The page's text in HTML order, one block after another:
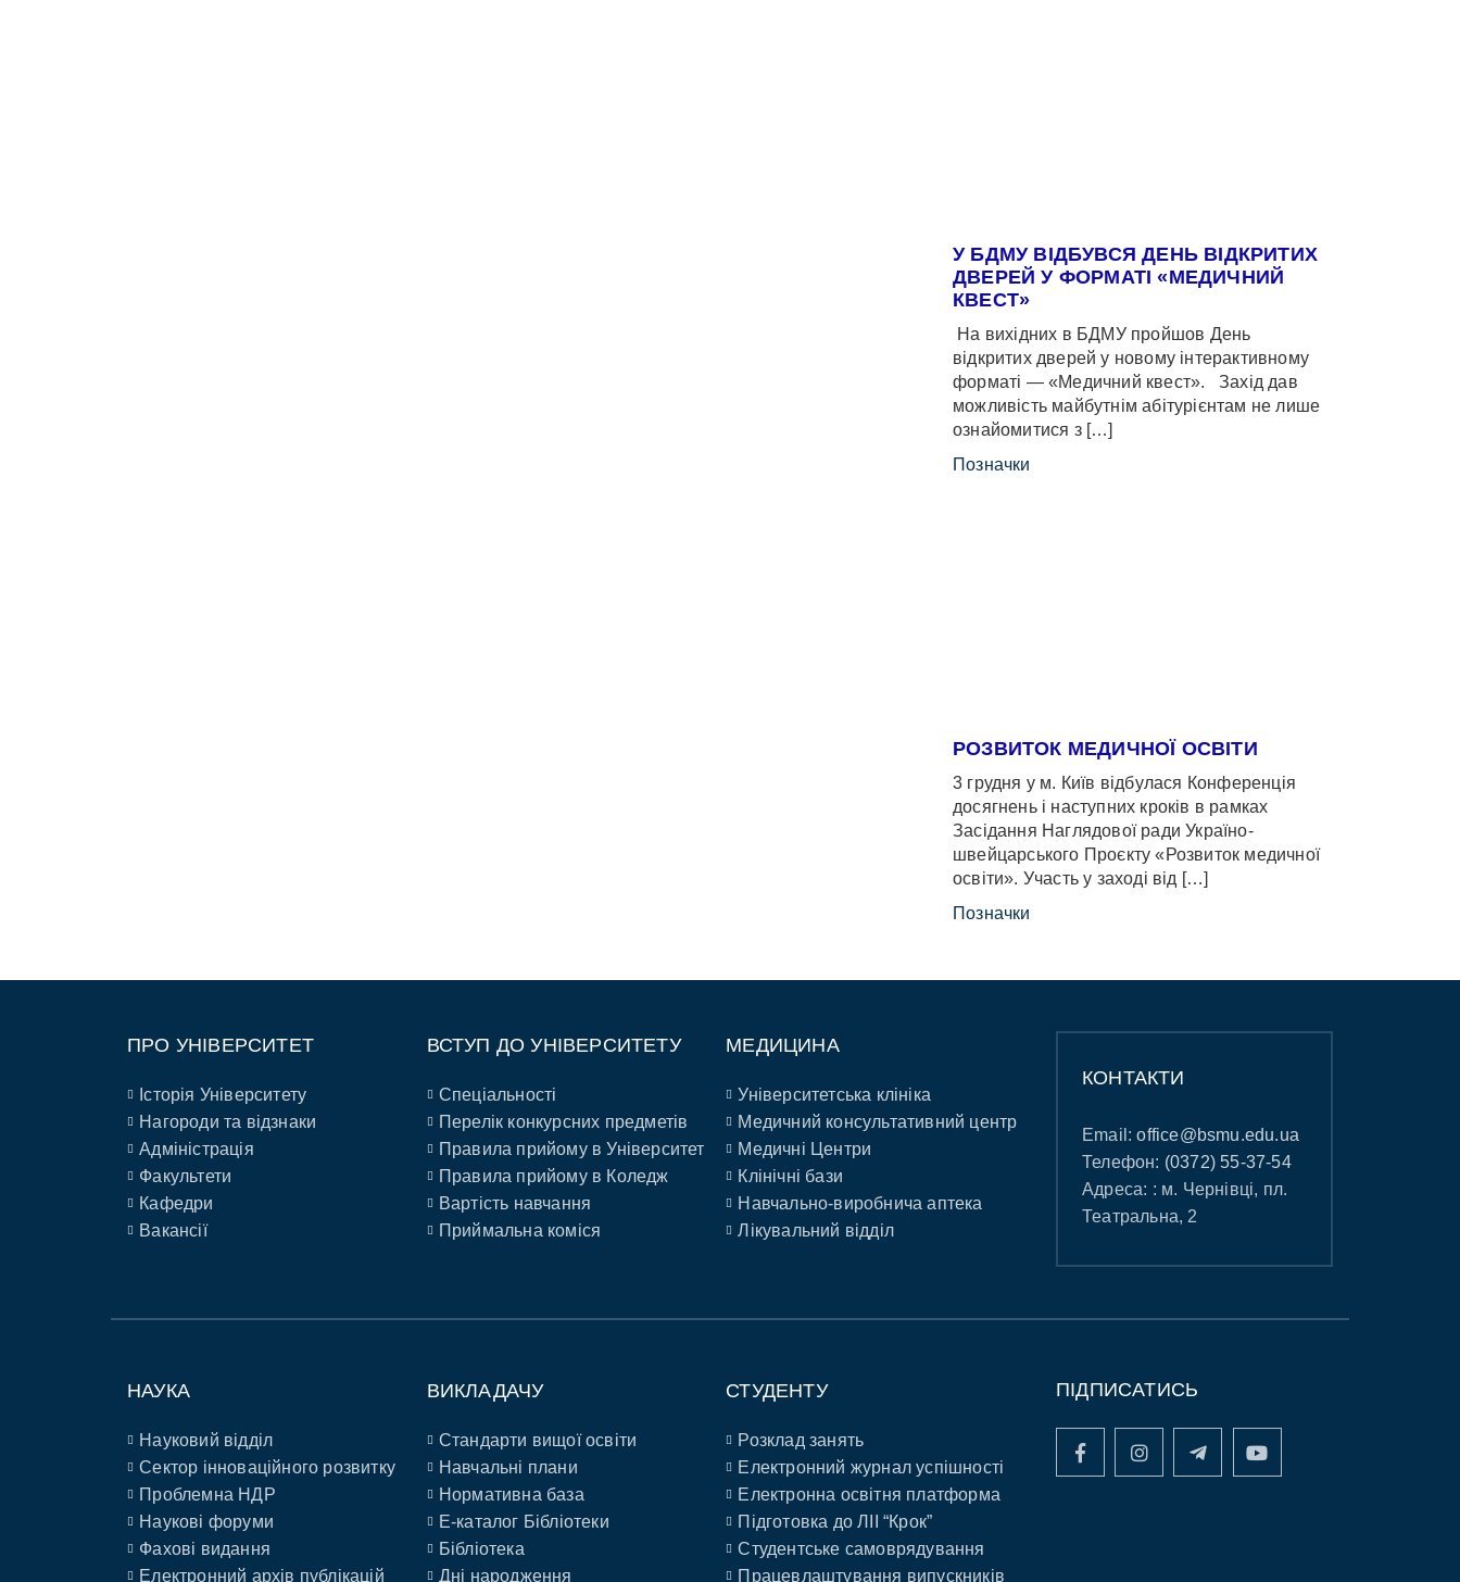
У БДМУ ВІДБУВСЯ ДЕНЬ ВІДКРИТИХ
ДВЕРЕЙ У ФОРМАТІ «МЕДИЧНИЙ
КВЕСТ»
На вихідних в БДМУ пройшов День
відкритих дверей у новому інтерактивному
форматі — «Медичний квест». Захід дав
можливість майбутнім абітурієнтам не лише
ознайомитися з […]
Позначки
РОЗВИТОК МЕДИЧНОЇ ОСВІТИ
3 грудня у м. Київ відбулася Конференція
досягнень і наступних кроків в рамках
Засідання Наглядової ради Україно-
швейцарського Проєкту «Розвиток медичної
освіти». Участь у заході від […]
Позначки
ПРО УНІВЕРСИТЕТ
Історія Університету
Нагороди та відзнаки
Адміністрація
Факультети
Кафедри
Вакансії
ВСТУП ДО УНІВЕРСИТЕТУ
Спеціальності
Перелік конкурсних предметів
Правила прийому в Університет
Правила прийому в Коледж
Вартість навчання
Приймальна коміся
МЕДИЦИНА
Університетська клініка
Медичний консультативний центр
Медичні Центри
Клінічні бази
Навчально-виробнича аптека
Лікувальний відділ
КОНТАКТИ
Email:office@bsmu.edu.ua
Телефон: (0372) 55-37-54
Адреса: : м. Чернівці, пл.
Театральна, 2
НАУКА
Науковий відділ
Сектор інноваційного розвитку
Проблемна НДР
Наукові форуми
Фахові видання
Електронний архів публікацій
ВИКЛАДАЧУ
Стандарти вищої освіти
Навчальні плани
Нормативна база
E-каталог Бібліотеки
Бібліотека
Дні народження
СТУДЕНТУ
Розклад занять
Електронний журнал успішності
Електронна освітня платформа
Підготовка до ЛІІ “Крок”
Студентське самоврядування
Працевлаштування випускників
ПІДПИСАТИСЬ